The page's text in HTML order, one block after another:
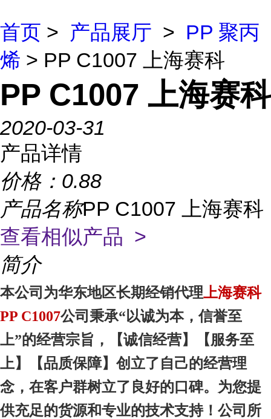
首页 > 产品展厅 > PP 聚丙
烯 > PP C1007 上海赛科
PP C1007 上海赛科
2020-03-31
产品详情
价格： 0.88
产品名称PP C1007 上海赛科
查看相似产品 >
简介
本公司为华东地区长期经销代理上海赛科
PP C1007公司秉承“以诚为本，信誉至
上”的经营宗旨，【诚信经营】【服务至
上】【品质保障】创立了自己的经营理
念，在客户群树立了良好的口碑。为您提
供充足的货源和专业的技术支持！公司所